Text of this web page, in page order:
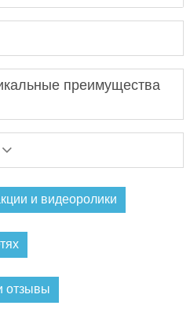
строительство
резервуаров для
преимущества
и видеоролики
отзывы